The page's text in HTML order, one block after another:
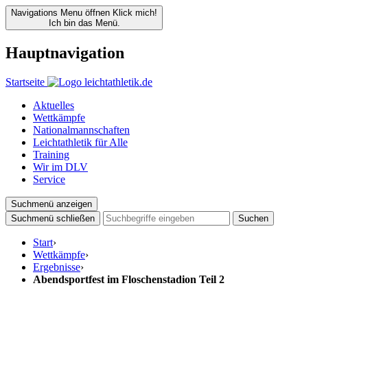
Navigations Menu öffnen Klick mich!
Ich bin das Menü.
Hauptnavigation
Startseite
Aktuelles
Wettkämpfe
Nationalmannschaften
Leichtathletik für Alle
Training
Wir im DLV
Service
Suchmenü anzeigen
Suchmenü schließen
Suchen
Start›
Wettkämpfe›
Ergebnisse›
Abendsportfest im Floschenstadion Teil 2